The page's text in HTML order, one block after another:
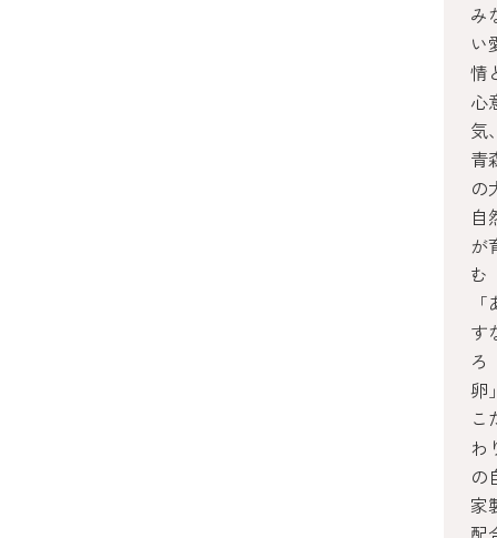
み
い
情
心
気
青
の
自
が
む
す
ろ
卵
こ
わ
の
家